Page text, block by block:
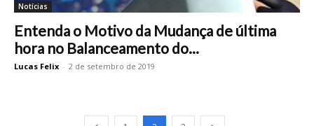
Notícias
Entenda o Motivo da Mudança de última
hora no Balanceamento do...
Lucas Felix - 2 de setembro de 2019